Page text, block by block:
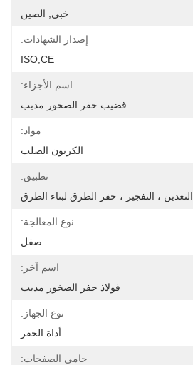
خبي, الصين
إصدار الشهادات:
ISO,CE
اسم الأجزاء:
قضيب حفر الصخور مدبب
مواد:
الكربون الصلب
تطبيق:
التعدين ، التفجير ، حفر الطرق لبناء الطرق
نوع المعالجة:
صقل
اسم آخر:
فولاذ حفر الصخور مدبب
نوع الجهاز:
أداة الحفر
حامي الصفحات: